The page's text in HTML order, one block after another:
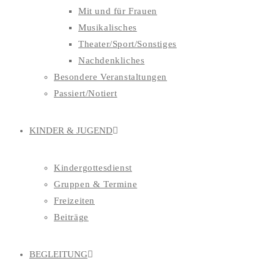
Mit und für Frauen
Musikalisches
Theater/Sport/Sonstiges
Nachdenkliches
Besondere Veranstaltungen
Passiert/Notiert
KINDER & JUGEND
Kindergottesdienst
Gruppen & Termine
Freizeiten
Beiträge
BEGLEITUNG